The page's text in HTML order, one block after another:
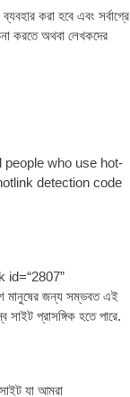
করা হবে এবং সর্বাগ্রে
করতে অথবা লেখকদের
people who use hot­
detec­tion code
id=“2807”
মানুষের জন্য সম্ভবত এই
প্রাসঙ্গিক হতে পারে.
যা আমরা